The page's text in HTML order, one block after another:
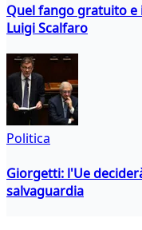
Quel fango gratuito e
Luigi Scalfaro
Politica
Giorgetti: l'Ue
salvaguardia